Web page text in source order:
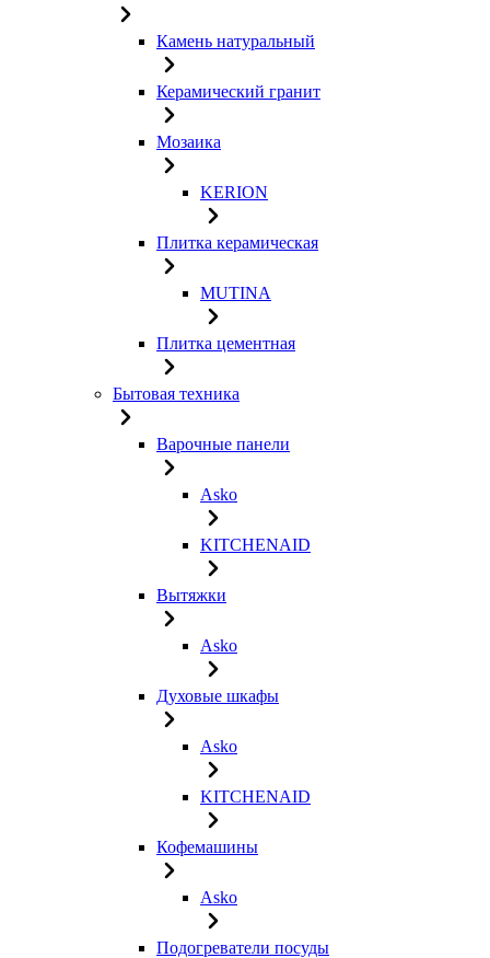
Камень натуральный
Керамический гранит
Мозаика
KERION
Плитка керамическая
MUTINA
Плитка цементная
Бытовая техника
Варочные панели
Asko
KITCHENAID
Вытяжки
Asko
Духовые шкафы
Asko
KITCHENAID
Кофемашины
Asko
Подогреватели посуды